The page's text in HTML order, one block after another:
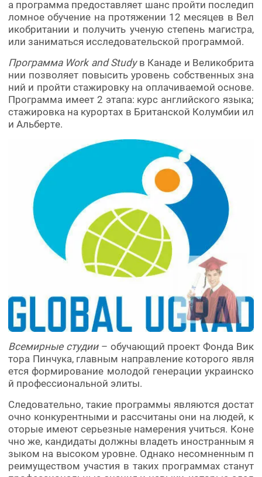
а программа предоставляет шанс пройти последип
ломное обучение на протяжении 12 месяцев в Вел
икобритании и получить ученую степень магистра,
или заниматься исследовательской программой.
Программа Work and Studyв Канаде и Великобрита
нии позволяет повысить уровень собственных зна
ний и пройти стажировку на оплачиваемой основе.
Программа имеет 2 этапа: курс английского языка;
стажировка на курортах в Британской Колумбии ил
и Альберте.
Всемирные студии– обучающий проект Фонда Вик
тора Пинчука, главным направление которого явля
ется формирование молодой генерации украинско
й профессиональной элиты.
Следовательно, такие программы являются достат
очно конкурентными и рассчитаны они на людей, к
оторые имеют серьезные намерения учиться. Коне
чно же, кандидаты должны владеть иностранным я
зыком на высоком уровне. Однако несомненным п
реимуществом участия в таких программах станут